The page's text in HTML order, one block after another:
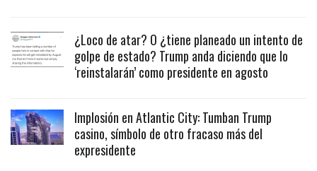
¿Loco de atar? O ¿tiene planeado un intento de
golpe de estado? Trump anda diciendo que lo
‘reinstalarán’ como presidente en agosto
Implosión en Atlantic City: Tumban Trump
casino, símbolo de otro fracaso más del
expresidente